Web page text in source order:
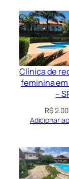
Clínica de
feminina
–
R$
Adicionar